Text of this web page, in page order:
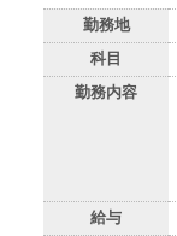
勤務地
科目
勤務内容
給与